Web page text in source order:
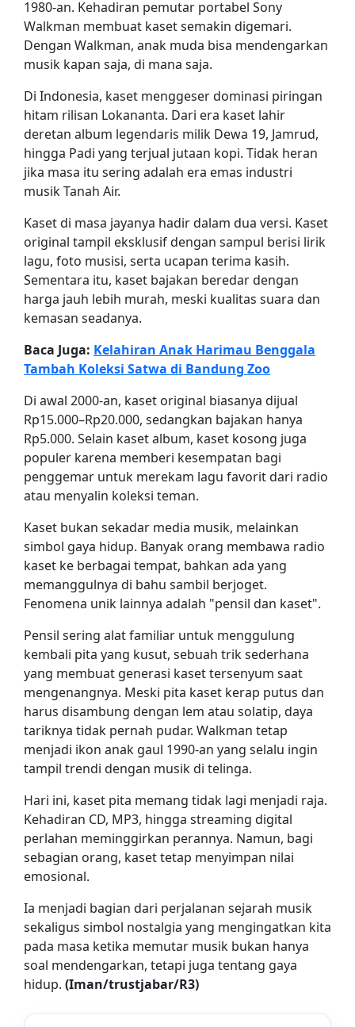
1980-an. Kehadiran pemutar portabel Sony
Walkman membuat kaset semakin digemari.
Dengan Walkman, anak muda bisa mendengarkan
musik kapan saja, di mana saja.
Di Indonesia, kaset menggeser dominasi piringan
hitam rilisan Lokananta. Dari era kaset lahir
deretan album legendaris milik Dewa 19, Jamrud,
hingga Padi yang terjual jutaan kopi. Tidak heran
jika masa itu sering adalah era emas industri
musik Tanah Air.
Kaset di masa jayanya hadir dalam dua versi. Kaset
original tampil eksklusif dengan sampul berisi lirik
lagu, foto musisi, serta ucapan terima kasih.
Sementara itu, kaset bajakan beredar dengan
harga jauh lebih murah, meski kualitas suara dan
kemasan seadanya.
Baca Juga: Kelahiran Anak Harimau Benggala
Tambah Koleksi Satwa di Bandung Zoo
Di awal 2000-an, kaset original biasanya dijual
Rp15.000–Rp20.000, sedangkan bajakan hanya
Rp5.000. Selain kaset album, kaset kosong juga
populer karena memberi kesempatan bagi
penggemar untuk merekam lagu favorit dari radio
atau menyalin koleksi teman.
Kaset bukan sekadar media musik, melainkan
simbol gaya hidup. Banyak orang membawa radio
kaset ke berbagai tempat, bahkan ada yang
memanggulnya di bahu sambil berjoget.
Fenomena unik lainnya adalah "pensil dan kaset".
Pensil sering alat familiar untuk menggulung
kembali pita yang kusut, sebuah trik sederhana
yang membuat generasi kaset tersenyum saat
mengenangnya. Meski pita kaset kerap putus dan
harus disambung dengan lem atau solatip, daya
tariknya tidak pernah pudar. Walkman tetap
menjadi ikon anak gaul 1990-an yang selalu ingin
tampil trendi dengan musik di telinga.
Hari ini, kaset pita memang tidak lagi menjadi raja.
Kehadiran CD, MP3, hingga streaming digital
perlahan meminggirkan perannya. Namun, bagi
sebagian orang, kaset tetap menyimpan nilai
emosional.
Ia menjadi bagian dari perjalanan sejarah musik
sekaligus simbol nostalgia yang mengingatkan kita
pada masa ketika memutar musik bukan hanya
soal mendengarkan, tetapi juga tentang gaya
hidup. (Iman/trustjabar/R3)